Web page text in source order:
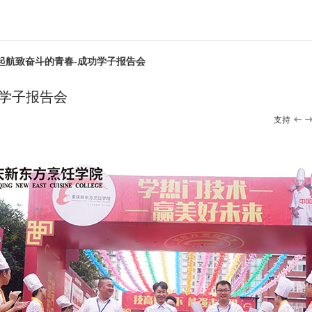
航致奋斗的青春-成功学子报告会
子报告会
支持